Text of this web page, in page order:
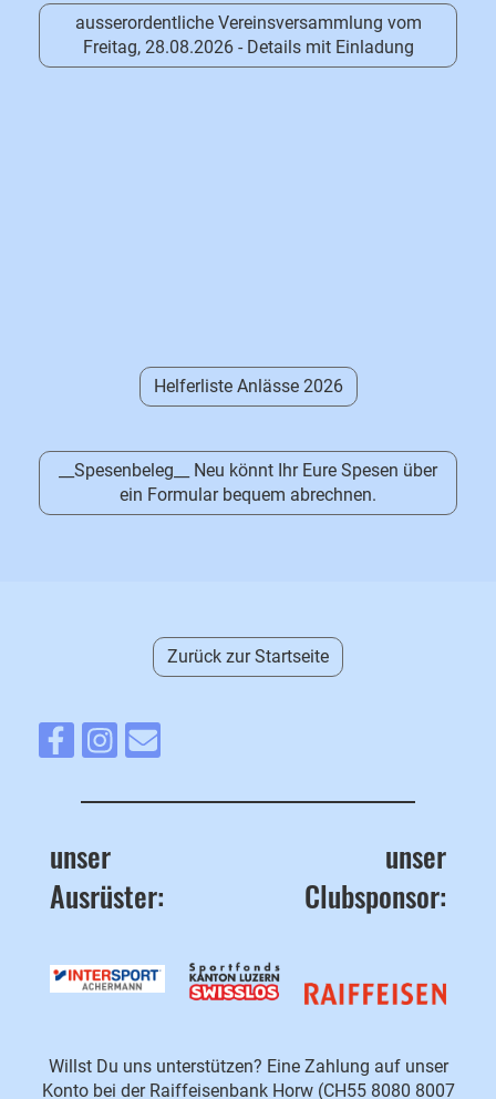
ausserordentliche Vereinsversammlung vom
Freitag, 28.08.2026 - Details mit Einladung
Helferliste Anlässe 2026
__Spesenbeleg__ Neu könnt Ihr Eure Spesen über
ein Formular bequem abrechnen.
Zurück zur Startseite
unser
Ausrüster:
unser
Clubsponsor:
Willst Du uns unterstützen? Eine Zahlung auf unser
Konto bei der Raiffeisenbank Horw (CH55 8080 8007